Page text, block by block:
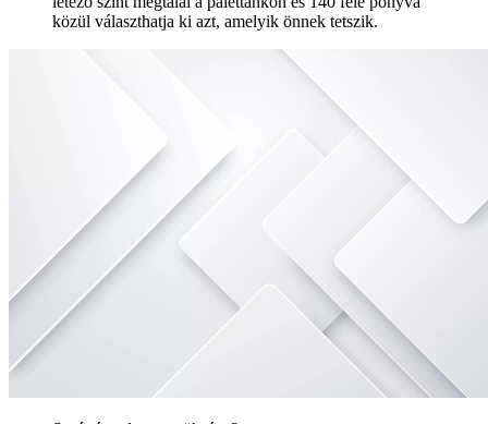
közül választhatja ki azt, amelyik önnek tetszik.